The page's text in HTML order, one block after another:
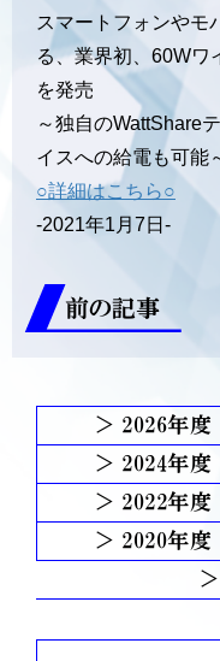
スマートフォンやモ
る、業界初、60Wワ
を発売
～独自のWattShare
イスへの給電も可能
○詳細はこちら○
-2021年1月7日-
前の記事
2026
2024
2022
2020